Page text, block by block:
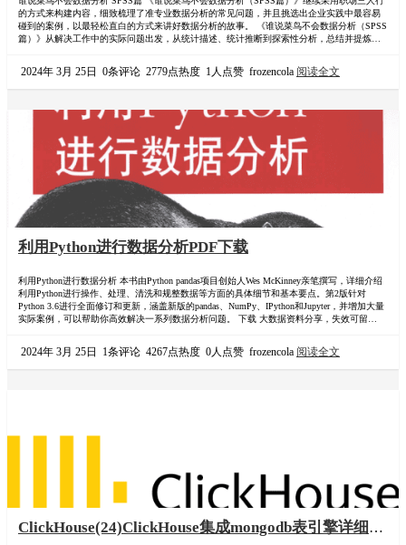
的方式来构建内容，细致梳理了准专业数据分析的常见问题，并且挑选出企业实践中最容易
碰到的案例，以最轻松直白的方式来讲好数据分析的故事。 《谁说菜鸟不会数据分析（SPSS
篇）》从解决工作中的实际问题出发，从统计描述、统计推断到探索性分析，总结并提炼工
鸟不会数据分析（SPSS篇）》尽可能避免使用晦涩难懂的统计术语或模型公式，如需了解相
关的统计学知识…
2024年 3月 25日 0条评论 2779点热度 1人点赞 frozencola 阅读全文
利用Python进行数据分析PDF下载
利用Python进行数据分析 本书由Python pandas项目创始人Wes McKinney亲笔撰写，详细介绍
利用Python进行操作、处理、清洗和规整数据等方面的具体细节和基本要点。第2版针对
Python 3.6进行全面修订和更新，涵盖新版的pandas、NumPy、IPython和Jupyter，并增加大量
实际案例，可以帮助你高效解决一系列数据分析问题。 下载 大数据资料分享，失效可留言处
2024年 3月 25日 1条评论 4267点热度 0人点赞 frozencola 阅读全文
ClickHouse(24)ClickHouse集成mongodb表引擎详细解